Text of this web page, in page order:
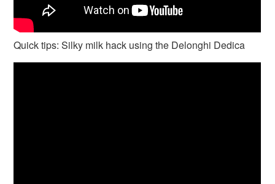
Quick tips: Silky milk hack using the Delonghi Dedica